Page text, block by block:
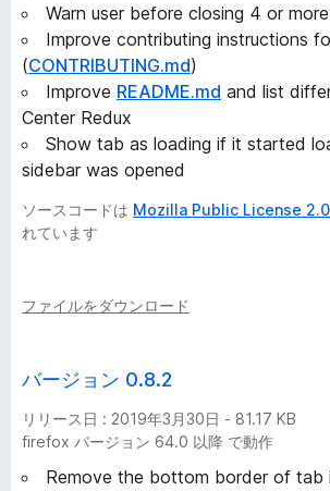
Warn user before closing 4 or
Improve contributing instructions
(CONTRIBUTING.md)
Improve README.md and list
Center Redux
Show tab as loading if it started
sidebar was opened
ソースコードは Mozilla Public License 2.0
れています
ファイルをダウンロード
バージョン 0.8.2
リリース日 : 2019年3月30日 - 81.17 KB
firefox バージョン 64.0 以降 で動作
Remove the bottom border of tab